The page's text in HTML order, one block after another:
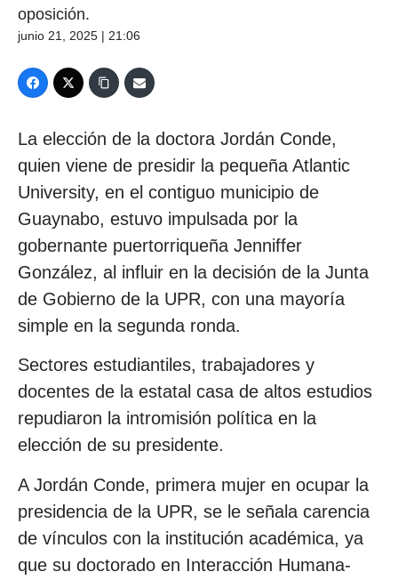
oposición.
junio 21, 2025 | 21:06
La elección de la doctora Jordán Conde,
quien viene de presidir la pequeña Atlantic
University, en el contiguo municipio de
Guaynabo, estuvo impulsada por la
gobernante puertorriqueña Jenniffer
González, al influir en la decisión de la Junta
de Gobierno de la UPR, con una mayoría
simple en la segunda ronda.
Sectores estudiantiles, trabajadores y
docentes de la estatal casa de altos estudios
repudiaron la intromisión política en la
elección de su presidente.
A Jordán Conde, primera mujer en ocupar la
presidencia de la UPR, se le señala carencia
de vínculos con la institución académica, ya
que su doctorado en Interacción Humana-